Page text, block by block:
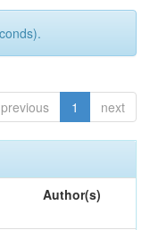
previous 1 next
Author(s)